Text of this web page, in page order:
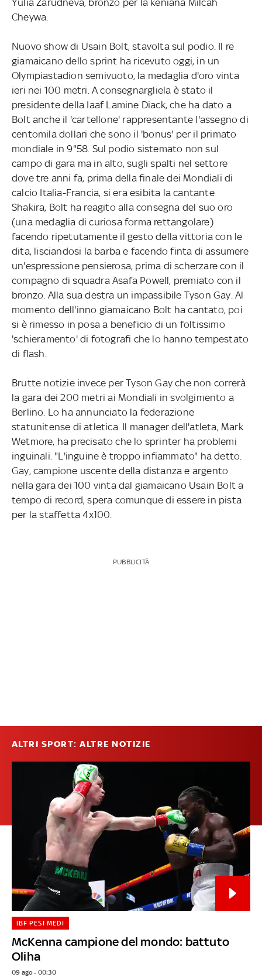
Cheywa.
Nuovo show di Usain Bolt, stavolta sul podio. Il re
giamaicano dello sprint ha ricevuto oggi, in un
Olympiastadion semivuoto, la medaglia d'oro vinta
ieri nei 100 metri. A consegnargliela è stato il
presidente della Iaaf Lamine Diack, che ha dato a
Bolt anche il 'cartellone' rappresentante l'assegno di
centomila dollari che sono il 'bonus' per il primato
mondiale in 9"58. Sul podio sistemato non sul
campo di gara ma in alto, sugli spalti nel settore
dove tre anni fa, prima della finale dei Mondiali di
calcio Italia-Francia, si era esibita la cantante
Shakira, Bolt ha reagito alla consegna del suo oro
(una medaglia di curiosa forma rettangolare)
facendo ripetutamente il gesto della vittoria con le
dita, lisciandosi la barba e facendo finta di assumere
un'espressione pensierosa, prima di scherzare con il
compagno di squadra Asafa Powell, premiato con il
bronzo. Alla sua destra un impassibile Tyson Gay. Al
momento dell'inno giamaicano Bolt ha cantato, poi
si è rimesso in posa a beneficio di un foltissimo
'schieramento' di fotografi che lo hanno tempestato
di flash.
Brutte notizie invece per Tyson Gay che non correrà
la gara dei 200 metri ai Mondiali in svolgimento a
Berlino. Lo ha annunciato la federazione
statunitense di atletica. Il manager dell'atleta, Mark
Wetmore, ha precisato che lo sprinter ha problemi
inguinali. "L'inguine è troppo infiammato" ha detto.
Gay, campione uscente della distanza e argento
nella gara dei 100 vinta dal giamaicano Usain Bolt a
tempo di record, spera comunque di essere in pista
per la staffetta 4x100.
PUBBLICITÀ
ALTRI SPORT: ALTRE NOTIZIE
McKenna campione del mondo: battuto
Oliha
IBF PESI MEDI
09 ago - 00:30